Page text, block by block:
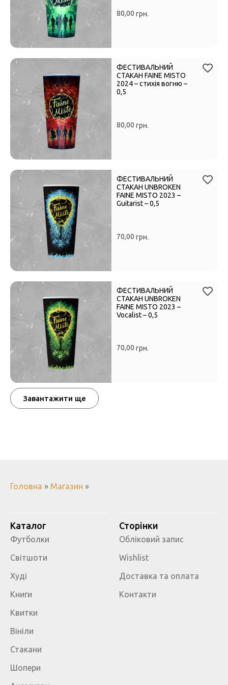
80,00 грн.
ФЕСТИВАЛЬНИЙ
СТАКАН FAINE MISTO
2024 – стихія вогню –
0,5
80,00 грн.
ФЕСТИВАЛЬНИЙ
СТАКАН UNBROKEN
FAINE MISTO 2023 –
Guitarist – 0,5
70,00 грн.
ФЕСТИВАЛЬНИЙ
СТАКАН UNBROKEN
FAINE MISTO 2023 –
Vocalist – 0,5
70,00 грн.
Завантажити ще
Головна » Магазин »
Каталог
Футболки
Світшоти
Худі
Книги
Квитки
Вініли
Стакани
Шопери
Сторінки
Обліковий запис
Wishlist
Доставка та оплата
Контакти